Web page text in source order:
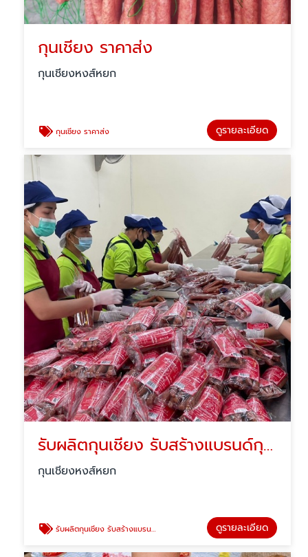
กุนเชียง ราคาส่ง
กุนเชียงหงส์หยก
กุนเชียง ราคาส่ง ดูรายละเอียด
รับผลิตกุนเชียง รับสร้างแบรนด์กุนเชียง
กุนเชียงหงส์หยก
รับผลิตกุนเชียง รับสร้างแบรนด์กุนเชียง ดูรายละเอียด